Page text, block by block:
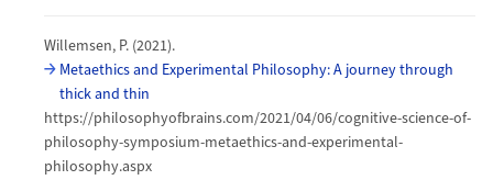
Willemsen, P. (2021).
Metaethics and Experimental Philosophy: A journey through
thick and thin
https://philosophyofbrains.com/2021/04/06/cognitive-science-of-
philosophy-symposium-metaethics-and-experimental-
philosophy.aspx